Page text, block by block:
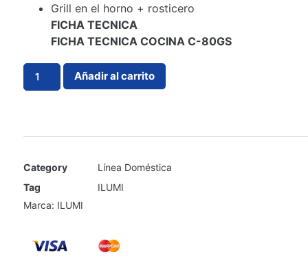
Grill en el horno + rosticero
FICHA TECNICA
FICHA TECNICA COCINA C-80GS
Añadir al carrito
Category
Línea Doméstica
Tag
ILUMI
Marca: ILUMI